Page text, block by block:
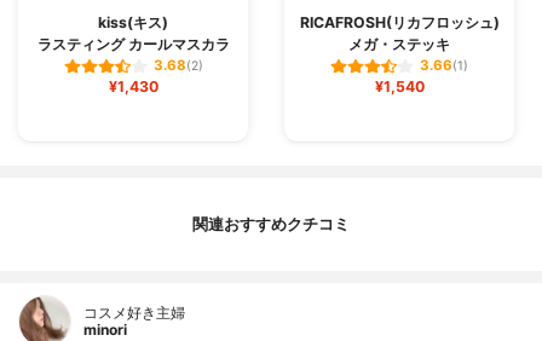
kiss(キス)
ラスティング カールマスカラ
3.68(2)
¥1,430
RICAFROSH(リカフロッシュ)
メガ・ステッキ
3.66(1)
¥1,540
関連おすすめクチコミ
コスメ好き主婦
minori